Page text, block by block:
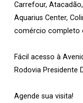
Carrefour,
Aquarius Center,
comércio completo
Fácil acesso à
Rodovia Presidente
Agende sua visita!